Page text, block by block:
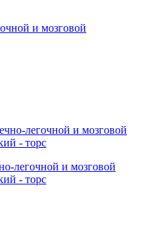
и мозговой
легочной и мозговой
- торс